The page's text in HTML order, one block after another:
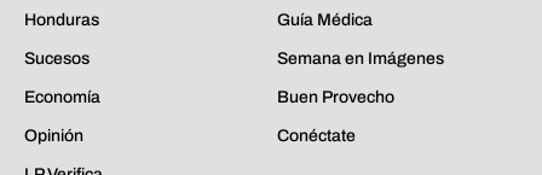
Honduras
Sucesos
Economía
Opinión
Guía Médica
Semana en Imágenes
Buen Provecho
Conéctate